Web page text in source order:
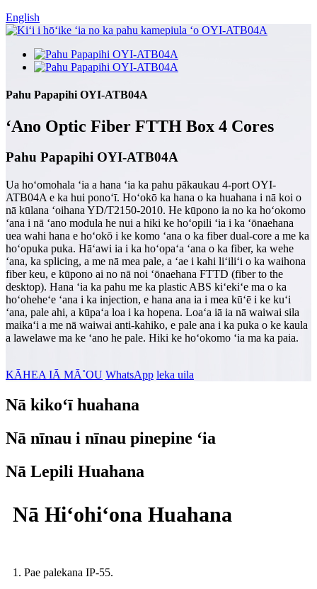
English
Pahu Papapihi OYI-ATB04A
ʻAno Optic Fiber FTTH Box 4 Cores
Pahu Papapihi OYI-ATB04A
Ua hoʻomohala ʻia a hana ʻia ka pahu pākaukau 4-port OYI-
ATB04A e ka hui ponoʻī. Hoʻokō ka hana o ka huahana i nā koi o
nā kūlana ʻoihana YD/T2150-2010. He kūpono ia no ka hoʻokomo
ʻana i nā ʻano modula he nui a hiki ke hoʻopili ʻia i ka ʻōnaehana
uea wahi hana e hoʻokō i ke komo ʻana o ka fiber dual-core a me ka
hoʻopuka puka. Hāʻawi ia i ka hoʻopaʻa ʻana o ka fiber, ka wehe
ʻana, ka splicing, a me nā mea pale, a ʻae i kahi liʻiliʻi o ka waihona
fiber keu, e kūpono ai no nā noi ʻōnaehana FTTD (fiber to the
desktop). Hana ʻia ka pahu me ka plastic ABS kiʻekiʻe ma o ka
hoʻoheheʻe ʻana i ka injection, e hana ana ia i mea kūʻē i ke kuʻi
ʻana, pale ahi, a kūpaʻa loa i ka hopena. Loaʻa iā ia nā waiwai sila
maikaʻi a me nā waiwai anti-kahiko, e pale ana i ka puka o ke kaula
a lawelawe ma ke ʻano he pale. Hiki ke hoʻokomo ʻia ma ka paia.
KĀHEA IĀ MĀ˚OU WhatsApp leka uila
Nā kikoʻī huahana
Nā nīnau i nīnau pinepine ʻia
Nā Lepili Huahana
Nā Hiʻohiʻona Huahana
1. Pae palekana IP-55.